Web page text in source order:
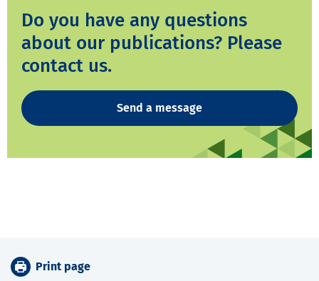
Do you have any questions
about our publications? Please
contact us.
Send a message
Print page